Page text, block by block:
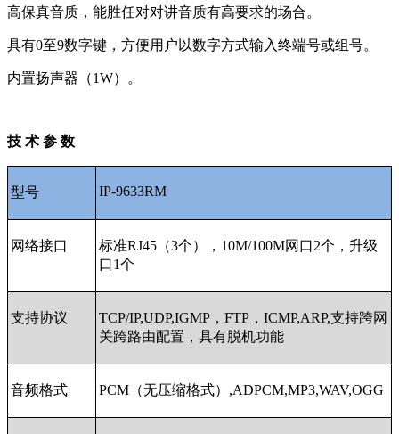
高保真音质，能胜任对对讲音质有高要求的场合。
具有0至9数字键，方便用户以数字方式输入终端号或组号。
内置扬声器（1W）。
技 术 参 数
型号 IP-9633RM
网络接口 标准RJ45 （3个）， 10M/100M网口2个，升级
口1个
支持协议 TCP/IP,UDP,IGMP ， FTP ， ICMP,ARP,支持跨网
关跨路由配置，具有脱机功能
音频格式 PCM （无压缩格式） ,ADPCM,MP3,WAV,OGG